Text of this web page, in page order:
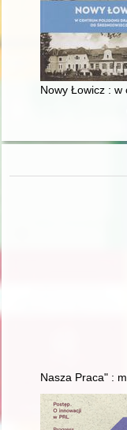
Nowy Łowicz :
Nasza Praca" :